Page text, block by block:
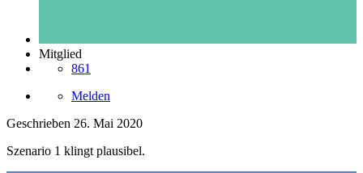
Mitglied
861
Melden
Geschrieben 26. Mai 2020
Szenario 1 klingt plausibel.